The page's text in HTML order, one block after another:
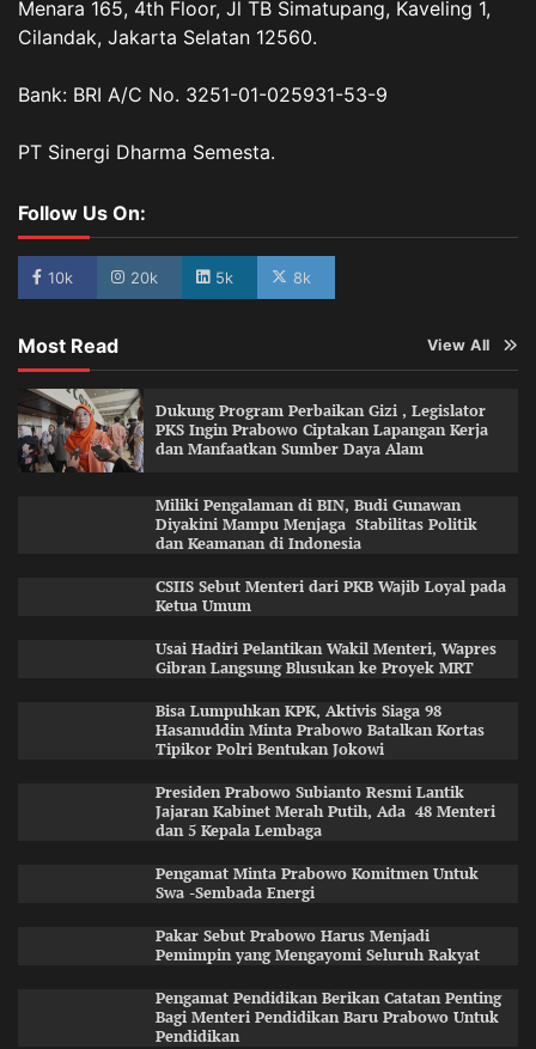
Menara 165, 4th Floor, Jl TB Simatupang, Kaveling 1,
Cilandak, Jakarta Selatan 12560.
Bank: BRI A/C No. 3251-01-025931-53-9
PT Sinergi Dharma Semesta.
Follow Us On:
10k 20k 5k 8k
Most Read View All
Dukung Program Perbaikan Gizi , Legislator
PKS Ingin Prabowo Ciptakan Lapangan Kerja
dan Manfaatkan Sumber Daya Alam
Miliki Pengalaman di BIN, Budi Gunawan
Diyakini Mampu Menjaga Stabilitas Politik
dan Keamanan di Indonesia
CSIIS Sebut Menteri dari PKB Wajib Loyal pada
Ketua Umum
Usai Hadiri Pelantikan Wakil Menteri, Wapres
Gibran Langsung Blusukan ke Proyek MRT
Bisa Lumpuhkan KPK, Aktivis Siaga 98
Hasanuddin Minta Prabowo Batalkan Kortas
Tipikor Polri Bentukan Jokowi
Presiden Prabowo Subianto Resmi Lantik
Jajaran Kabinet Merah Putih, Ada 48 Menteri
dan 5 Kepala Lembaga
Pengamat Minta Prabowo Komitmen Untuk
Swa -Sembada Energi
Pakar Sebut Prabowo Harus Menjadi
Pemimpin yang Mengayomi Seluruh Rakyat
Pengamat Pendidikan Berikan Catatan Penting
Bagi Menteri Pendidikan Baru Prabowo Untuk
Pendidikan